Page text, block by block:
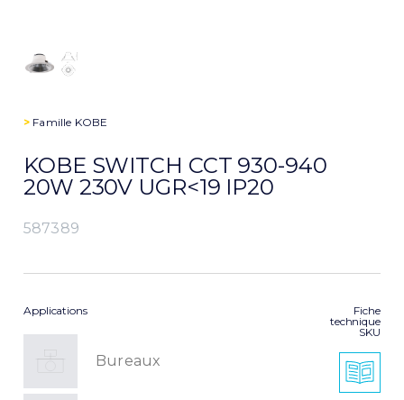
> Famille KOBE
KOBE SWITCH CCT 930-940
20W 230V UGR<19 IP20
587389
Applications
Bureaux
Fiche
technique
SKU